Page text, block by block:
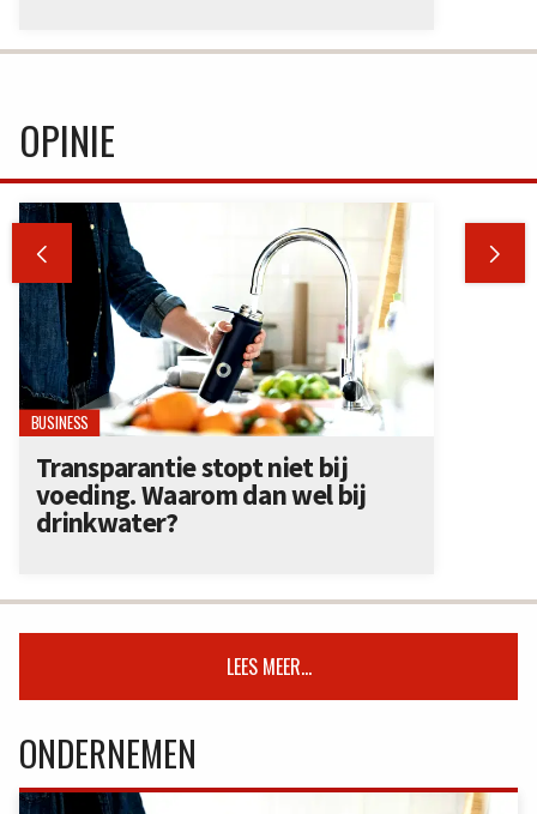
OPINIE
 
BUSINESS
Transparantie stopt niet bij
voeding. Waarom dan wel bij
drinkwater?
LEES MEER...
ONDERNEMEN